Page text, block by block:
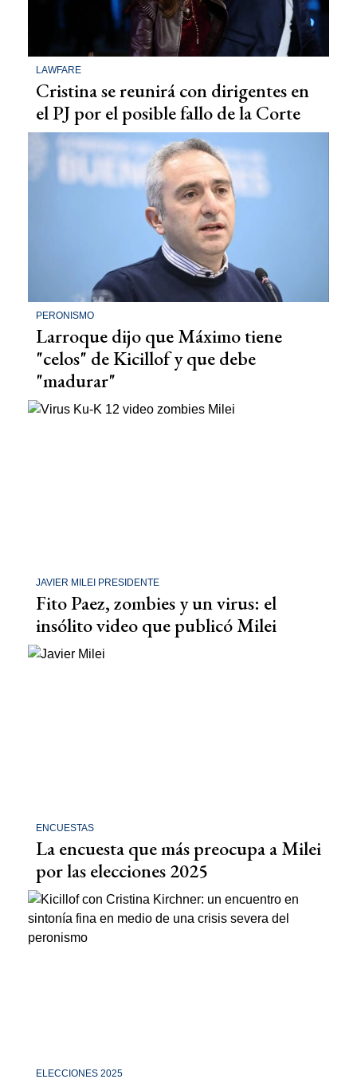
LAWFARE
Cristina se reunirá con dirigentes en
el PJ por el posible fallo de la Corte
PERONISMO
Larroque dijo que Máximo tiene
"celos" de Kicillof y que debe
"madurar"
JAVIER MILEI PRESIDENTE
Fito Paez, zombies y un virus: el
insólito video que publicó Milei
ENCUESTAS
La encuesta que más preocupa a Milei
por las elecciones 2025
ELECCIONES 2025